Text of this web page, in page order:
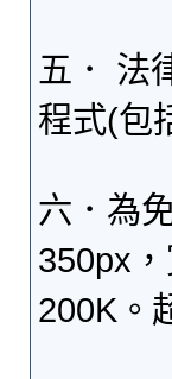
五． 法
程式(包
六．為
350px
200K。